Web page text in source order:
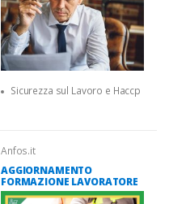
Sicurezza sul Lavoro e Haccp
Anfos.it
AGGIORNAMENTO
FORMAZIONE LAVORATORE